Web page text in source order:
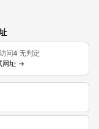
问4 无判定
网址 →